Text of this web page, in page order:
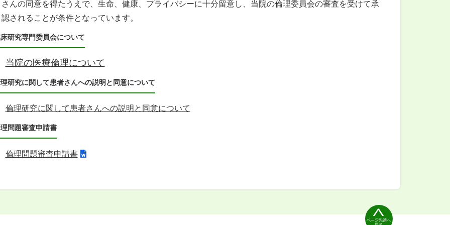
さんの同意を得たうえで、生命、健康、プライバシーに十分留意し、当院の倫理委員会の審査を受けて承
認されることが条件となっています。
研究専門委員会について
当院の医療倫理について
研究に関して患者さんへの説明と同意について
倫理研究に関して患者さんへの説明と同意について
問題審査申請書
倫理問題審査申請書